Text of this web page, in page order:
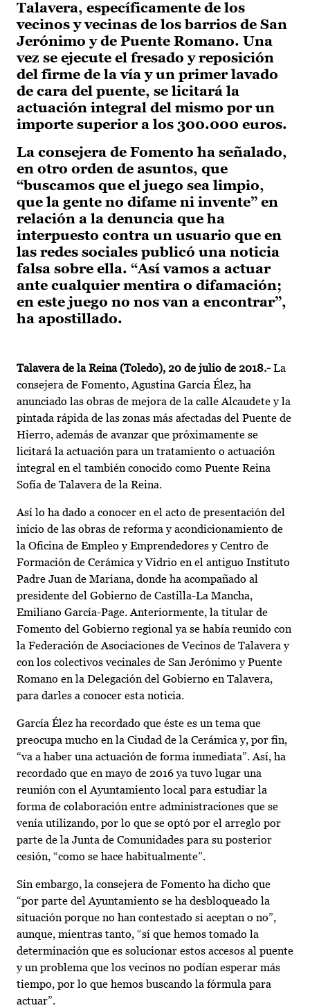
Talavera, específicamente de los
vecinos y vecinas de los barrios de San
Jerónimo y de Puente Romano. Una
vez se ejecute el fresado y reposición
del firme de la vía y un primer lavado
de cara del puente, se licitará la
actuación integral del mismo por un
importe superior a los 300.000 euros.
La consejera de Fomento ha señalado,
en otro orden de asuntos, que
“buscamos que el juego sea limpio,
que la gente no difame ni invente” en
relación a la denuncia que ha
interpuesto contra un usuario que en
las redes sociales publicó una noticia
falsa sobre ella. “Así vamos a actuar
ante cualquier mentira o difamación;
en este juego no nos van a encontrar”,
ha apostillado.
Talavera de la Reina (Toledo), 20 de julio de 2018.- La
consejera de Fomento, Agustina García Élez, ha
anunciado las obras de mejora de la calle Alcaudete y la
pintada rápida de las zonas más afectadas del Puente de
Hierro, además de avanzar que próximamente se
licitará la actuación para un tratamiento o actuación
integral en el también conocido como Puente Reina
Sofía de Talavera de la Reina.
Así lo ha dado a conocer en el acto de presentación del
inicio de las obras de reforma y acondicionamiento de
la Oficina de Empleo y Emprendedores y Centro de
Formación de Cerámica y Vidrio en el antiguo Instituto
Padre Juan de Mariana, donde ha acompañado al
presidente del Gobierno de Castilla-La Mancha,
Emiliano García-Page. Anteriormente, la titular de
Fomento del Gobierno regional ya se había reunido con
la Federación de Asociaciones de Vecinos de Talavera y
con los colectivos vecinales de San Jerónimo y Puente
Romano en la Delegación del Gobierno en Talavera,
para darles a conocer esta noticia.
García Élez ha recordado que éste es un tema que
preocupa mucho en la Ciudad de la Cerámica y, por fin,
“va a haber una actuación de forma inmediata”. Así, ha
recordado que en mayo de 2016 ya tuvo lugar una
reunión con el Ayuntamiento local para estudiar la
forma de colaboración entre administraciones que se
venía utilizando, por lo que se optó por el arreglo por
parte de la Junta de Comunidades para su posterior
cesión, “como se hace habitualmente”.
Sin embargo, la consejera de Fomento ha dicho que
“por parte del Ayuntamiento se ha desbloqueado la
situación porque no han contestado si aceptan o no”,
aunque, mientras tanto, “sí que hemos tomado la
determinación que es solucionar estos accesos al puente
y un problema que los vecinos no podían esperar más
tiempo, por lo que hemos buscando la fórmula para
actuar”.